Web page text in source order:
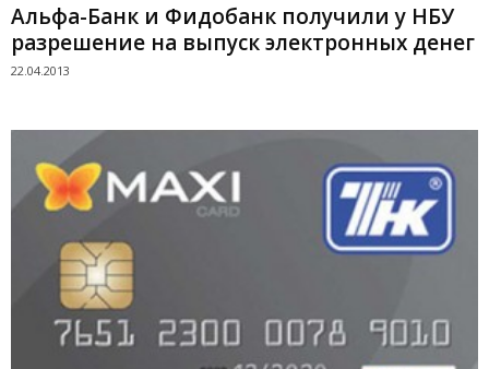
Альфа-Банк и Фидобанк получили у НБУ
разрешение на выпуск электронных денег
22.04.2013